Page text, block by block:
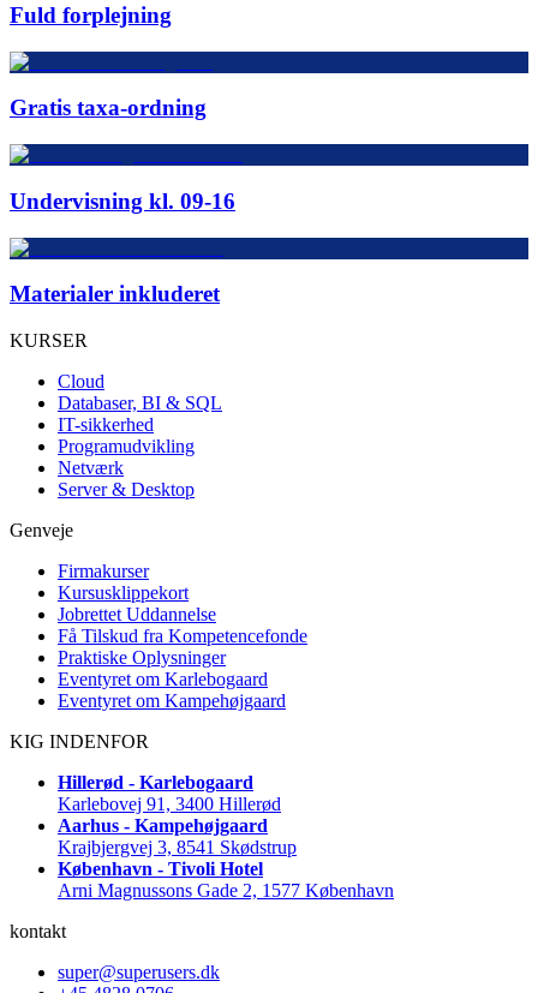
Fuld forplejning
Gratis taxa-ordning
Undervisning kl. 09-16
Materialer inkluderet
KURSER
Cloud
Databaser, BI & SQL
IT-sikkerhed
Programudvikling
Netværk
Server & Desktop
Genveje
Firmakurser
Kursusklippekort
Jobrettet Uddannelse
Få Tilskud fra Kompetencefonde
Praktiske Oplysninger
Eventyret om Karlebogaard
Eventyret om Kampehøjgaard
KIG INDENFOR
Hillerød - Karlebogaard
Karlebovej 91, 3400 Hillerød
Aarhus - Kampehøjgaard
Krajbjergvej 3, 8541 Skødstrup
København - Tivoli Hotel
Arni Magnussons Gade 2, 1577 København
kontakt
super@superusers.dk